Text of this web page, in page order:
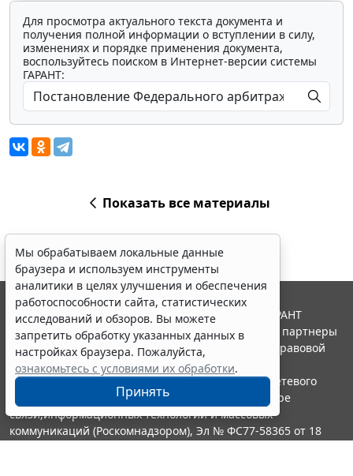
Для просмотра актуального текста документа и
получения полной информации о вступлении в силу,
изменениях и порядке применения документа,
воспользуйтесь поиском в Интернет-версии системы
ГАРАНТ:
Показать все материалы
Мы обрабатываем локальные данные
браузера и используем инструменты
аналитики в целях улучшения и обеспечения
работоспособности сайта, статистических
исследований и обзоров. Вы можете
запретить обработку указанных данных в
настройках браузера. Пожалуйста,
ознакомьтесь с условиями их обработки.
Принять
© ООО "НПП "ГАРАНТ-СЕРВИС", 2026. Система ГАРАНТ
выпускается с 1990 года. Компания "Гарант" и ее партнеры
являются участниками Российской ассоциации правовой
информации ГАРАНТ.
Портал ГАРАНТ.РУ зарегистрирован в качестве сетевого
издания Федеральной службой по надзору в сфере
связи,информационных технологий и массовых
коммуникаций (Роскомнадзором), Эл № ФС77-58365 от 18